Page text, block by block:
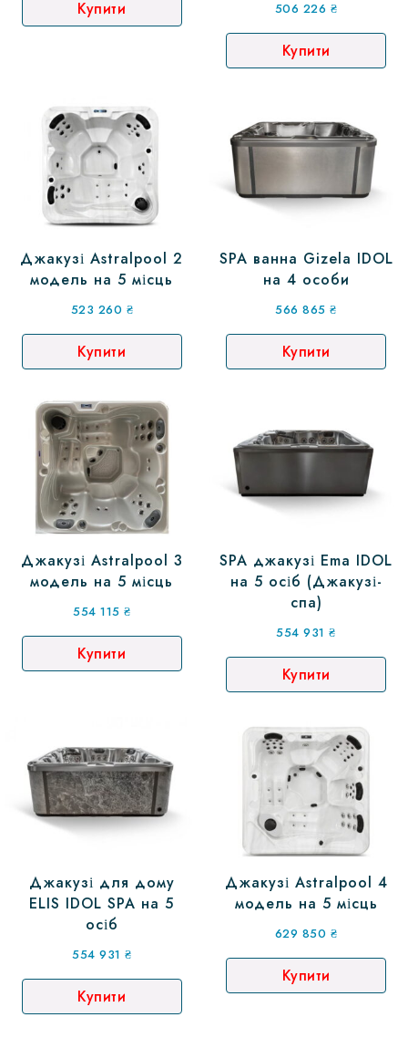
Купити 506 226 ₴
Купити
Джакузі Astralpool 2
модель на 5 місць
523 260 ₴
Купити
SPA ванна Gizela IDOL
на 4 особи
566 865₴
Купити
Джакузі Astralpool 3
модель на 5 місць
554 115₴
Купити
SPA джакузі Ema IDOL
на 5 осіб (Джакузі-
спа)
554 931₴
Купити
Джакузі для дому
ELIS IDOL SPA на 5
осіб
554 931₴
Купити
Джакузі Astralpool 4
модель на 5 місць
629 850 ₴
Купити